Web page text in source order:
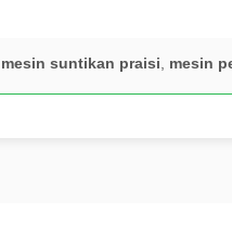
mesin suntikan praisi mesin